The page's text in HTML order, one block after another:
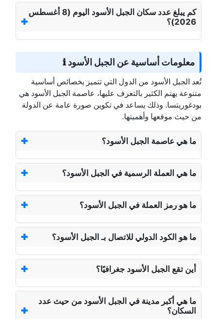
كم يبلغ عدد سكان الجبل الأسود اليوم (8 أغسطس
2026)؟
معلومات أساسية عن الجبل الأسود ℹ️
تُعد الجبل الأسود من الدول التي تتميز بخصائص أساسية
متنوعة يهتم الكثير بالتعرف عليها، عاصمة الجبل الأسود هي
بودغوريتسا. وذلك يساعد في تكوين صورة عامة عن الدولة
من حيث موقعها وأهميتها.
ما هي عاصمة الجبل الأسود؟
ما هي العملة الرسمية في الجبل الأسود؟
ما هو رمز العملة في الجبل الأسود؟
ما هو الكود الدولي للاتصال بـ الجبل الأسود؟
أين تقع الجبل الأسود جغرافيًا؟
ما هي أكبر مدينة في الجبل الأسود من حيث عدد
السكان؟